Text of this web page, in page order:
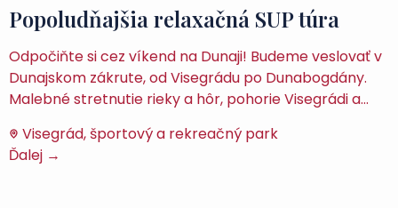
Popoludňajšia relaxačná SUP túra
Odpočiňte si cez víkend na Dunaji! Budeme veslovať v
Dunajskom zákrute, od Visegrádu po Dunabogdány.
Malebné stretnutie rieky a hôr, pohorie Visegrádi a…
Visegrád, športový a rekreačný park
Ďalej →